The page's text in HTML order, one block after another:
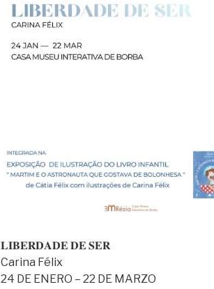
𝐋𝐈𝐁𝐄𝐑𝐃𝐀𝐃𝐄 𝐃𝐄 𝐒𝐄𝐑
Carina Félix
24 DE ENERO – 22 DE MARZO